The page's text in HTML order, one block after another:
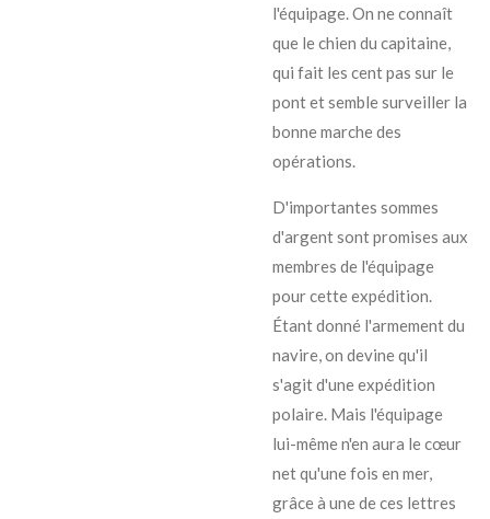
l'équipage. On ne connaît
que le chien du capitaine,
qui fait les cent pas sur le
pont et semble surveiller la
bonne marche des
opérations.
D'importantes sommes
d'argent sont promises aux
membres de l'équipage
pour cette expédition.
Étant donné l'armement du
navire, on devine qu'il
s'agit d'une expédition
polaire. Mais l'équipage
lui-même n'en aura le cœur
net qu'une fois en mer,
grâce à une de ces lettres